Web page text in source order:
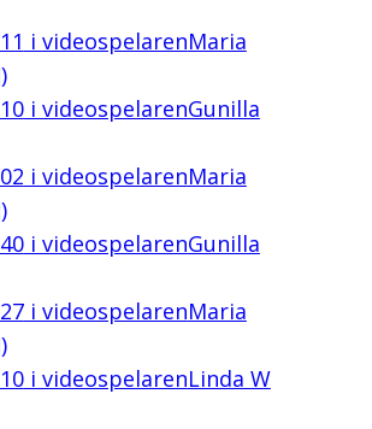
i videospelarenMaria
i videospelarenGunilla
i videospelarenMaria
i videospelarenGunilla
i videospelarenMaria
i videospelarenLinda W